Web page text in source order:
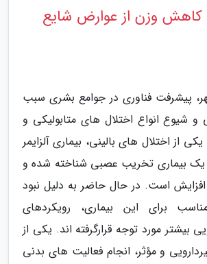
کاهش وزن از عوارض شایع
پیشرفت فناوری در جوامع بشری سبب
شیوع انواع اختلال های متابولیکی و
از اختلال های بالینی، بیماری آلزایمر
یک بیماری تخریب عصبی شناخته شده و
است. در حال حاضر به دلیل نبود
برای این بیماری، رویکردهای
بیشتر مورد توجه قرارگرفته اند. یکی از
و مؤثر، انجام فعالیت های بدنی